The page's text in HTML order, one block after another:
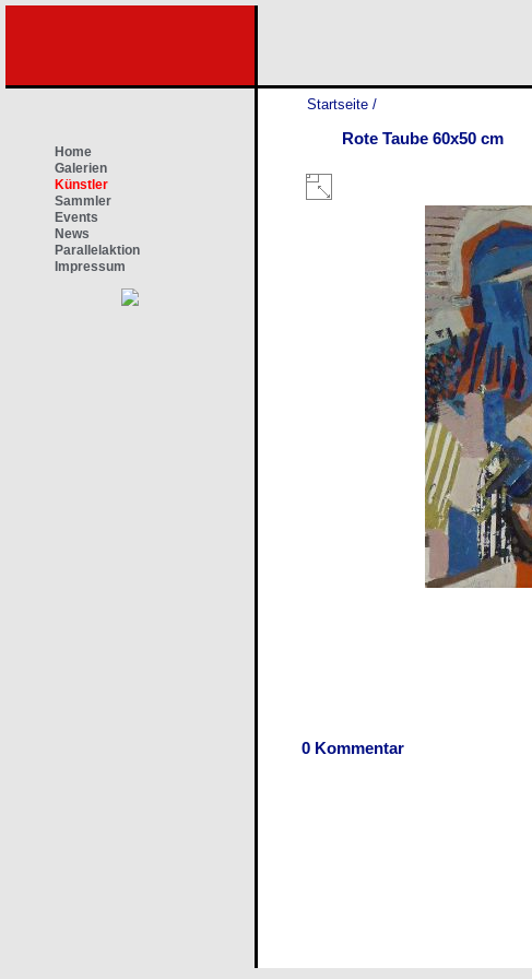
Home
Galerien
Künstler
Sammler
Events
News
Parallelaktion
Impressum
Startseite /
Rote Taube 60x50 cm
0 Kommentar